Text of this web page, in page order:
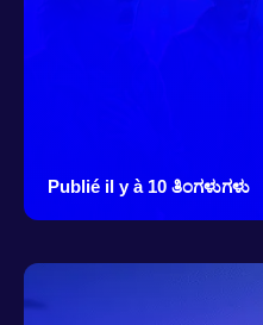
Publié il y à 10 ತಿಂಗಳುಗಳು